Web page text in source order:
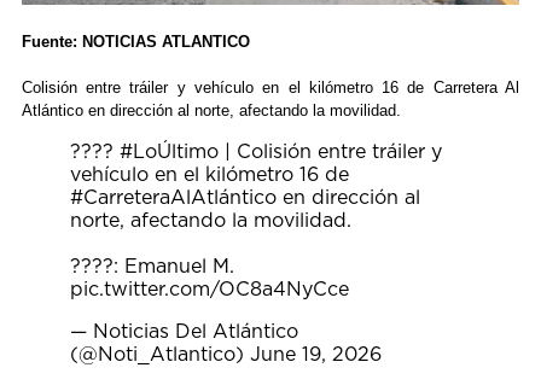
Fuente: NOTICIAS ATLANTICO
Colisión entre tráiler y vehículo en el kilómetro 16 de Carretera Al
Atlántico en dirección al norte, afectando la movilidad.
???? #LoÚltimo| Colisión entre tráiler y
vehículo en el kilómetro 16 de
#CarreteraAlAtlánticoen dirección al
norte, afectando la movilidad.
????: Emanuel M.
pic.twitter.com/OC8a4NyCce
— Noticias Del Atlántico
(@Noti_Atlantico) June 19, 2026